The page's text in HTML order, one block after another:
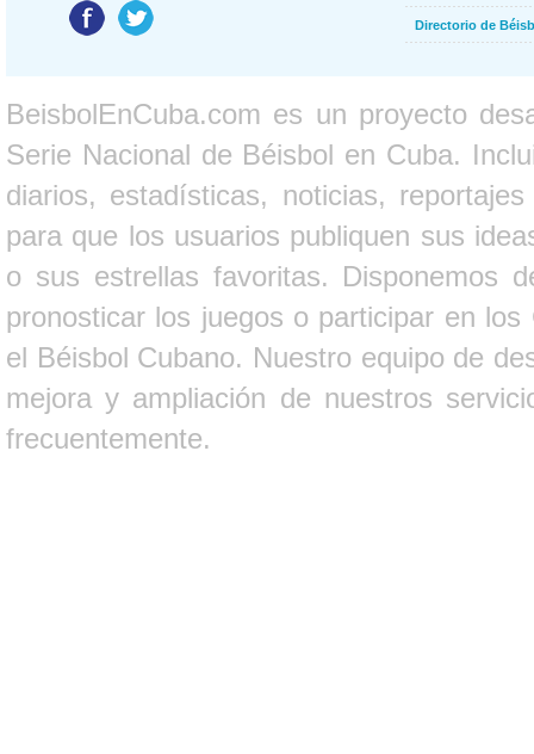
Directorio de
BeisbolEnCuba.com es un proyecto
Serie Nacional de Béisbol en Cuba.
diarios, estadísticas, noticias,
para que los usuarios publiquen sus
o sus estrellas favoritas. Disponemos
pronosticar los juegos o participar en
el Béisbol Cubano. Nuestro equipo de
mejora y ampliación de nuestros
frecuentemente.